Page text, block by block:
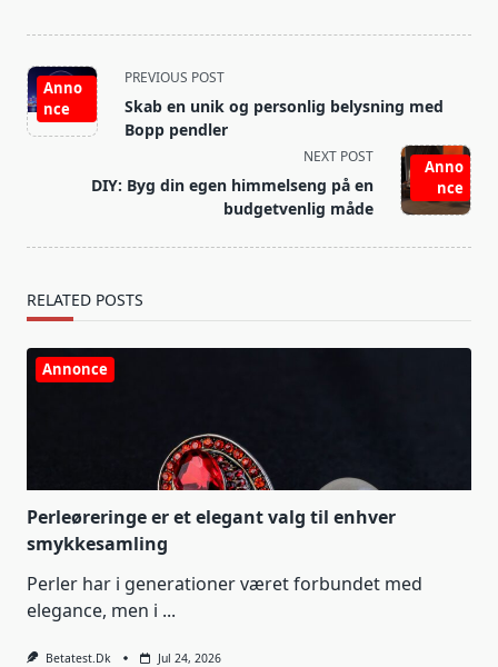
<span
class="nav-
subtitle
Anno
nce
PREVIOUS POST
Skab en unik og personlig belysning med
Bopp pendler
Anno
nce
NEXT POST
DIY: Byg din egen himmelseng på en
budgetvenlig måde
RELATED POSTS
Annonce
Perleøreringe er et elegant valg til enhver
smykkesamling
Perler har i generationer været forbundet med
elegance, men i ...
Betatest.dk Jul 24, 2026